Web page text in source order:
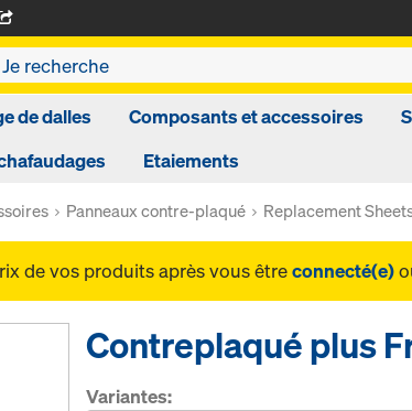
de dalles Composants et accessoires
Etaiements
Panneaux contre-plaqué Replacement
de vos produits après vous êtreconnecté(e)
Contreplaqué plus
Variantes: